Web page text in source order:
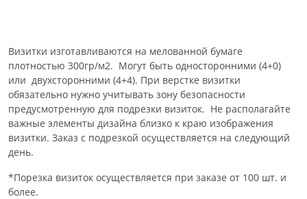
Визитки изготавливаются на мелованной бумаге
плотностью 300гр/м2. Могут быть односторонними (4+0)
или двухсторонними (4+4). При верстке визитки
обязательно нужно учитывать зону безопасности
предусмотренную для подрезки визиток. Не располагайте
важные элементы дизайна близко к краю изображения
визитки. Заказ с подрезкой осуществляется на следующий
день.
*Порезка визиток осуществляется при заказе от 100 шт. и
более.